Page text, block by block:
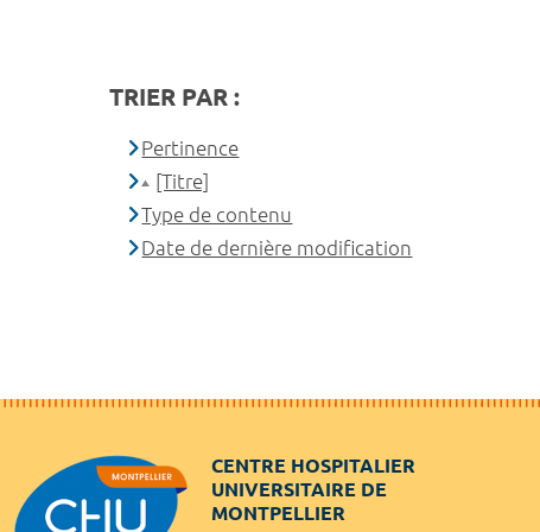
TRIER PAR :
Pertinence
[Titre]
Type de contenu
Date de dernière modification
CENTRE HOSPITALIER
UNIVERSITAIRE DE
MONTPELLIER